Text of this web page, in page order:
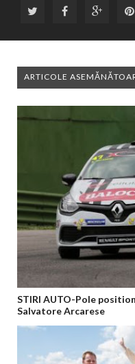
ARTICOLE
STIRI AUTO-Pole
Salvatore Arcarese